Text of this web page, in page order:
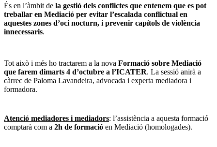
És en l’àmbit de la gestió dels conflictes que entenem que es pot
treballar en Mediació per evitar l’escalada conflictual en
aquestes zones d’oci nocturn, i prevenir capítols de violència
innecessaris.
Tot això i més ho tractarem a la nova Formació sobre Mediació
que farem dimarts 4 d’octubre a l’ICATER. La sessió anirà a
càrrec de Paloma Lavandeira, advocada i experta mediadora i
formadora.
Atenció mediadores i mediadors: l’assistència a aquesta formació
comptarà com a 2h de formació en Mediació (homologades).